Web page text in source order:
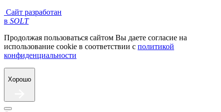
Сайт разработан
в SOLT
Продолжая пользоваться сайтом Вы даете согласие на
использование cookie в соответствии с политикой
конфиденциальности
Хорошо